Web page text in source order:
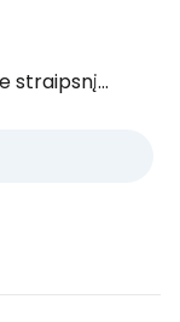
straipsnį...